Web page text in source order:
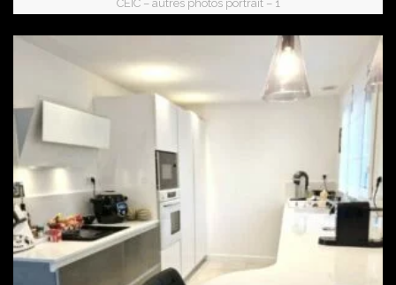
CEIC – autres photos portrait – 1